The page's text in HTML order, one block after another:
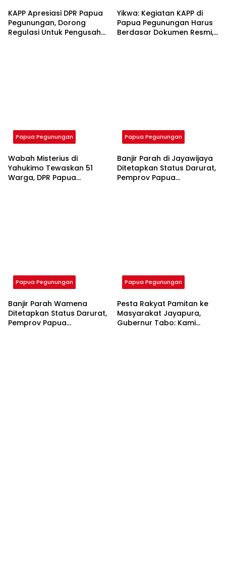
KAPP Apresiasi DPR Papua
Pegunungan, Dorong
Regulasi Untuk Pengusaha
Yikwa: Kegiatan KAPP di
Papua Pegunungan Harus
Berdasar Dokumen Resmi,
Papua Pegunungan
Wabah Misterius di
Yahukimo Tewaskan 51
Warga, DPR Papua
Papua Pegunungan
Banjir Parah di Jayawijaya
Ditetapkan Status Darurat,
Pemprov Papua
Papua Pegunungan
Banjir Parah Wamena
Ditetapkan Status Darurat,
Pemprov Papua
Papua Pegunungan
Pesta Rakyat Pamitan ke
Masyarakat Jayapura,
Gubernur Tabo: Kami